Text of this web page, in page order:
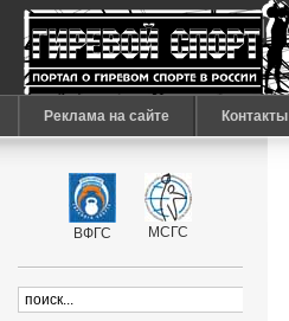
Реклама на сайте Контакты
ВФГС МСГС